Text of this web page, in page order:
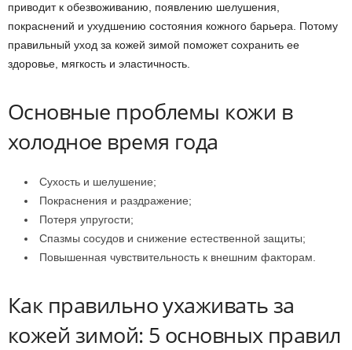
приводит к обезвоживанию, появлению шелушения,
покраснений и ухудшению состояния кожного барьера. Потому
правильный уход за кожей зимой поможет сохранить ее
здоровье, мягкость и эластичность.
Основные проблемы кожи в
холодное время года
Сухость и шелушение;
Покраснения и раздражение;
Потеря упругости;
Спазмы сосудов и снижение естественной защиты;
Повышенная чувствительность к внешним факторам.
Как правильно ухаживать за
кожей зимой: 5 основных правил